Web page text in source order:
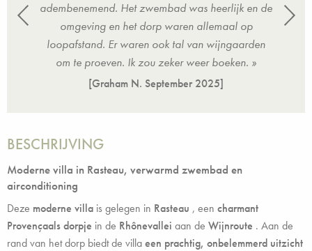
adembenemend. Het zwembad was heerlijk en de
omgeving en het dorp waren allemaal op
loopafstand. Er waren ook tal van wijngaarden
om te proeven. Ik zou zeker weer boeken. »
[Graham N.September 2025]
BESCHRIJVING
Moderne villa in Rasteau, verwarmd zwembad en
airconditioning
Deze moderne villa is gelegen in Rasteau , een charmant
Provençaals dorpje in de Rhônevallei aan de Wijnroute . Aan de
rand van het dorp biedt de villaeen prachtig, onbelemmerd uitzicht